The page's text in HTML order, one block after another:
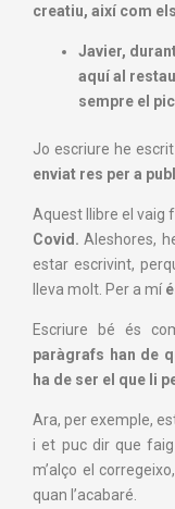
creatiu, així com
Javier,
aquí al
sempre el
Jo escriure he escrit
enviat res per a
Aquest llibre el vaig
Covid. Aleshores,
estar escrivint,
lleva molt. Per a mí
Escriure bé és
paràgrafs han de
ha de ser el que li
Ara, per exemple,
i et puc dir que faig
m’alço el
quan l’acabaré.